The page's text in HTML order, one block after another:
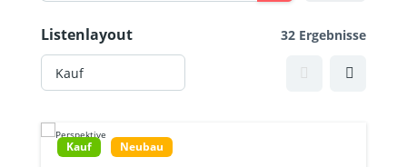
Listenlayout 32 Ergebnisse
Kauf Neubau